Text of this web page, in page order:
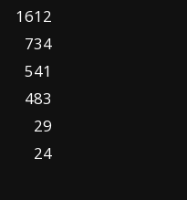
1612
734
541
483
29
24